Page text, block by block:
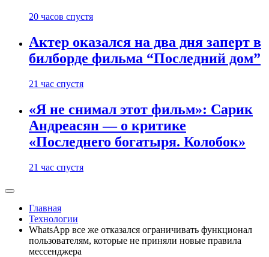
20 часов спустя
Актер оказался на два дня заперт в
билборде фильма “Последний дом”
21 час спустя
«Я не снимал этот фильм»: Сарик
Андреасян — о критике
«Последнего богатыря. Колобок»
21 час спустя
Главная
Технологии
WhatsApp все же отказался ограничивать функционал
пользователям, которые не приняли новые правила
мессенджера